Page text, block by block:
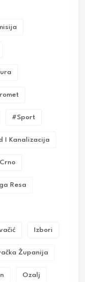
#sport
I Kanalizacija
Crno
Resa
Izbori
Županija
Ozalj